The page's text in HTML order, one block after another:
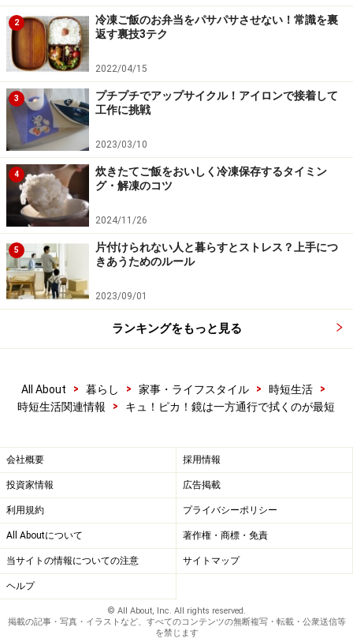
2
冷凍ご飯のお弁当をパサパサさせない！常識を裏
返す裏技3テク
2022/04/15
3
プチプチでアップサイクル！アイロンで接着して
工作に挑戦
2023/03/10
4
炊きたてご飯をおいしく冷凍保存するタイミン
グ・解凍のコツ
2024/11/26
5
片付けられない人と暮らすとストレス？上手につ
きあうためのルール
2023/09/01
ランキングをもっと見る
All About > 暮らし > 家事・ライフスタイル > 時短生活
>
時短生活関連情報
> キュ！ピカ！鏡は一方通行で拭くのが最短
会社概要 採用情報
投資家情報 広告掲載
利用規約 プライバシーポリシー
All Aboutについて 著作権・商標・免責
当サイトの情報についての注意 サイトマップ
ヘルプ
© All About, Inc. All rights reserved.
掲載の記事・写真・イラストなど、すべてのコンテンツの無断複写・転載・公衆送信等
を禁じます